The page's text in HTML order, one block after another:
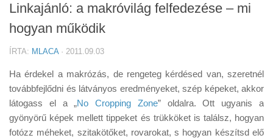
Cikkek
Szoftver
Tudástár
Tanácsok
Érdekességek
Linkajánló: a makróvilág felfedezése – mi
hogyan működik
ÍRTA: MLACA· 2011.09.03
Ha érdekel a makrózás, de rengeteg kérdésed van, szeretnél
továbbfejlődni és látványos eredményeket, szép képeket, akkor
látogass el a „No Cropping Zone” oldalra. Ott ugyanis a
gyönyörű képek mellett tippeket és trükköket is találsz, hogyan
fotózz méheket, szitakötőket, rovarokat, s hogyan készítsd elő